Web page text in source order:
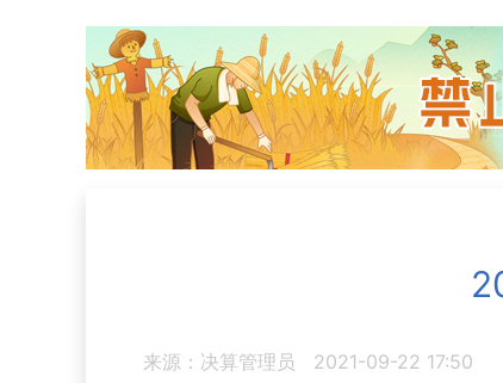
来源：决算管理员 2021-09-22 17:50